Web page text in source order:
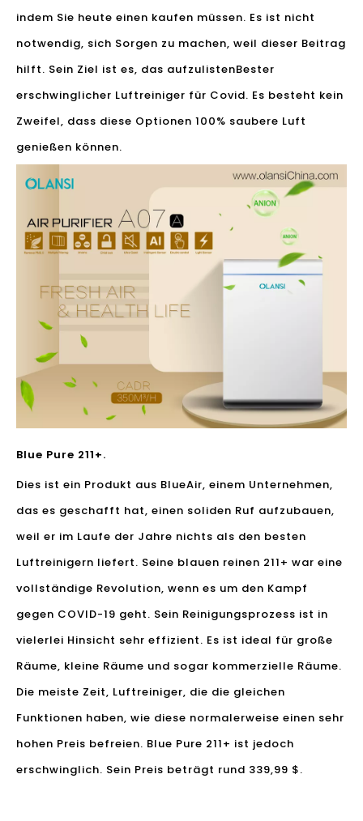
indem Sie heute einen kaufen müssen. Es ist nicht
notwendig, sich Sorgen zu machen, weil dieser Beitrag
hilft. Sein Ziel ist es, das aufzulistenBester
erschwinglicher Luftreiniger für Covid. Es besteht kein
Zweifel, dass diese Optionen 100% saubere Luft
genießen können.
Blue Pure 211+.
Dies ist ein Produkt aus BlueAir, einem Unternehmen,
das es geschafft hat, einen soliden Ruf aufzubauen,
weil er im Laufe der Jahre nichts als den besten
Luftreinigern liefert. Seine blauen reinen 211+ war eine
vollständige Revolution, wenn es um den Kampf
gegen COVID-19 geht. Sein Reinigungsprozess ist in
vielerlei Hinsicht sehr effizient. Es ist ideal für große
Räume, kleine Räume und sogar kommerzielle Räume.
Die meiste Zeit, Luftreiniger, die die gleichen
Funktionen haben, wie diese normalerweise einen sehr
hohen Preis befreien. Blue Pure 211+ ist jedoch
erschwinglich. Sein Preis beträgt rund 339,99 $.